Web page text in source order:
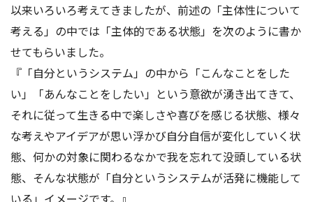
以来いろいろ考えてきましたが、前述の「主体性について
考える」の中では「主体的である状態」を次のように書か
せてもらいました。
『「自分というシステム」の中から「こんなことをした
い」「あんなことをしたい」という意欲が湧き出てきて、
それに従って生きる中で楽しさや喜びを感じる状態、様々
な考えやアイデアが思い浮かび自分自信が変化していく状
態、何かの対象に関わるなかで我を忘れて没頭している状
態、そんな状態が「自分というシステムが活発に機能して
いる」イメージです。』